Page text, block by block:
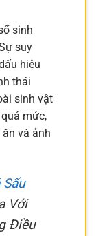
sinh
suy
hiệu
thái
sinh vật
mức,
và ảnh
Sấu
Với
Điều